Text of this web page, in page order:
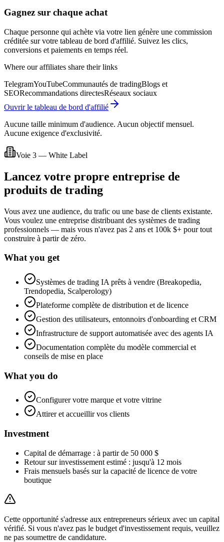
Gagnez sur chaque achat
Chaque personne qui achète via votre lien génère une commission
créditée sur votre tableau de bord d'affilié. Suivez les clics,
conversions et paiements en temps réel.
Where our affiliates share their links
TelegramYouTubeCommunautés de tradingBlogs et
SEORecommandations directesRéseaux sociaux
Ouvrir le tableau de bord d'affilié
Aucune taille minimum d'audience. Aucun objectif mensuel.
Aucune exigence d'exclusivité.
Voie 3 — White Label
Lancez votre propre entreprise de
produits de trading
Vous avez une audience, du trafic ou une base de clients existante.
Vous voulez une entreprise distribuant des systèmes de trading
professionnels — mais vous n'avez pas 2 ans et 100k $+ pour tout
construire à partir de zéro.
What you get
Systèmes de trading IA prêts à vendre (Breakopedia,
Trendopedia, Scalperology)
Plateforme complète de distribution et de licence
Gestion des utilisateurs, entonnoirs d'onboarding et CRM
Infrastructure de support automatisée avec des agents IA
Documentation complète du modèle commercial et
conseils de mise en place
What you do
Configurer votre marque et votre vitrine
Attirer et accueillir vos clients
Investment
Capital de démarrage : à partir de 50 000 $
Retour sur investissement estimé : jusqu'à 12 mois
Frais mensuels basés sur la capacité de licence de votre
boutique
Cette opportunité s'adresse aux entrepreneurs sérieux avec un capital
vérifié. Si vous n'avez pas le budget d'investissement requis, veuillez
ne pas soumettre de candidature.